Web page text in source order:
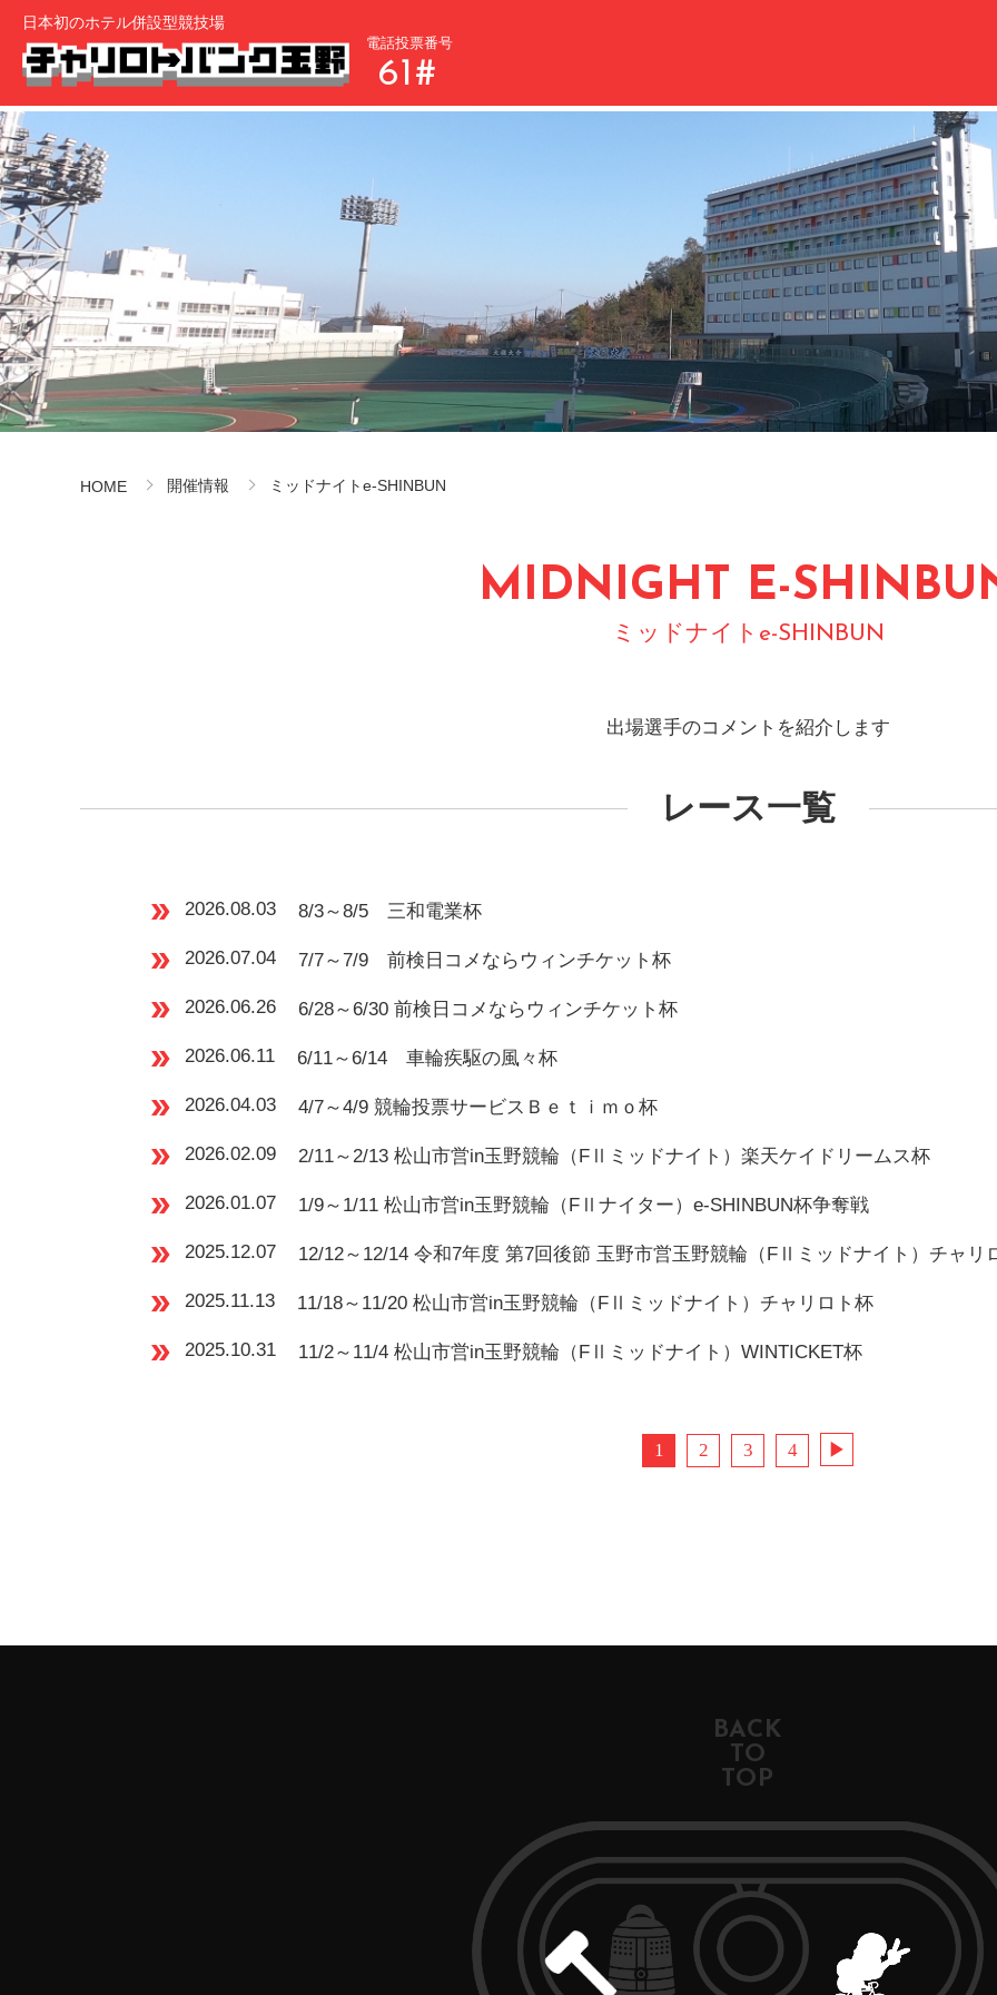
日本初のホテル併設型競技場
電話投票番号
61#
HOME 開催情報 ミッドナイトe-SHINBUN
MIDNIGHT E-
ミッドナイトe-SHINBUN
出場選手のコメントを紹介します
レース一覧
double_arrow 2026.08.03 8/3～8/5 三和電業杯
double_arrow 2026.07.04 7/7～7/9 前検日コメならウィンチケット杯
double_arrow 2026.06.26 6/28～6/30 前検日コメならウィンチケット杯
double_arrow 2026.06.11 6/11～6/14 車輪疾駆の風々杯
double_arrow 2026.04.03 4/7～4/9 競輪投票サービスＢｅｔｉｍｏ杯
double_arrow 2026.02.09 2/11～2/13 松山市営in玉野競輪（FⅡミッドナイト）楽天ケイドリームス杯
double_arrow 2026.01.07 1/9～1/11 松山市営in玉野競輪（FⅡナイター）e-SHINBUN杯争奪戦
double_arrow 2025.12.07 12/12～12/14 令和7年度 第7回後節 玉野市営玉野競輪（FⅡミッドナイト）チャリ
double_arrow 2025.11.13 11/18～11/20 松山市営in玉野競輪（FⅡミッドナイト）チャリロト杯
double_arrow 2025.10.31 11/2～11/4 松山市営in玉野競輪（FⅡミッドナイト）WINTICKET杯
1 2 3 4 ▶︎
BACK
TO
TOP